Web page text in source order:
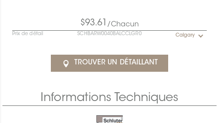
$93.61 /Chacun
Prix de détail SCHBARW0040BALCCLGR0 Calgary
TROUVER UN DÉTAILLANT
Informations Techniques